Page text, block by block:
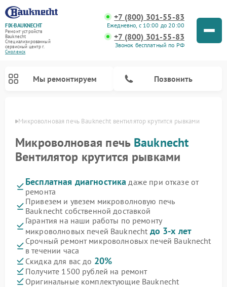
FIX-BAUKNECHT
Ремонт устройств
Bauknecht
Специализированный
cервисный центр г.
Смоленск
+7 (800) 301-55-83
Ежедневно, с 10:00 до 20:00
+7 (800) 301-55-83
Звонок бесплатный по РФ
Мы ремонтируем Позвонить
Микроволновая печь Bauknecht вентилятор крутится рывками
Микроволновая печь Bauknecht
Вентилятор крутится рывками
Бесплатная диагностика даже при отказе от
ремонта
Привезем и увезем микроволновую печь
Bauknecht собственной доставкой
Гарантия на наши работы по ремонту
микроволновых печей Bauknecht до 3-х лет
Срочный ремонт микроволновых печей Bauknecht
в течении часа
Скидка для вас до 20%
Получите 1500 рублей на ремонт
Оригинальные комплектующие Bauknecht